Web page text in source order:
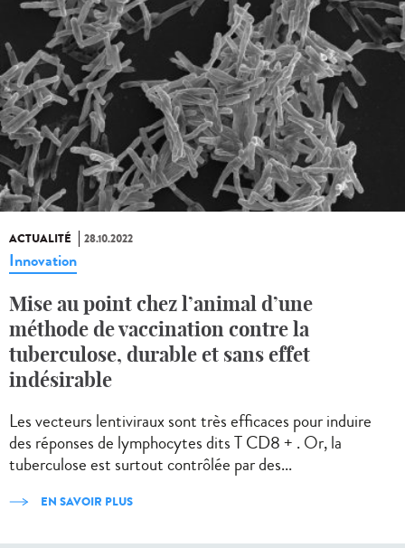
ACTUALITÉ 28.10.2022
Innovation
Mise au point chez l’animal d’une
méthode de vaccination contre la
tuberculose, durable et sans effet
indésirable
Les vecteurs lentiviraux sont très efficaces pour induire
des réponses de lymphocytes dits T CD8 + . Or, la
tuberculose est surtout contrôlée par des...
EN SAVOIR PLUS